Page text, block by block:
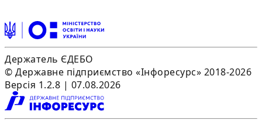
Держатель ЄДЕБО
© Державне підприємство «Інфоресурс» 2018-2026
Версія 1.2.8 | 07.08.2026